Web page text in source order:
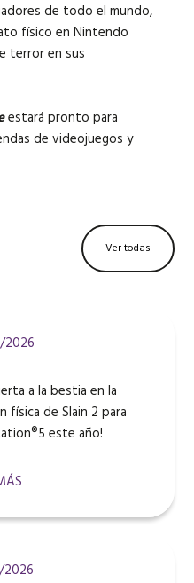
de todo el mundo,
físico en Nintendo
terror en sus
estará pronto para
de videojuegos y
Ver todas
a la bestia en la
física de Slain 2 para
este año!